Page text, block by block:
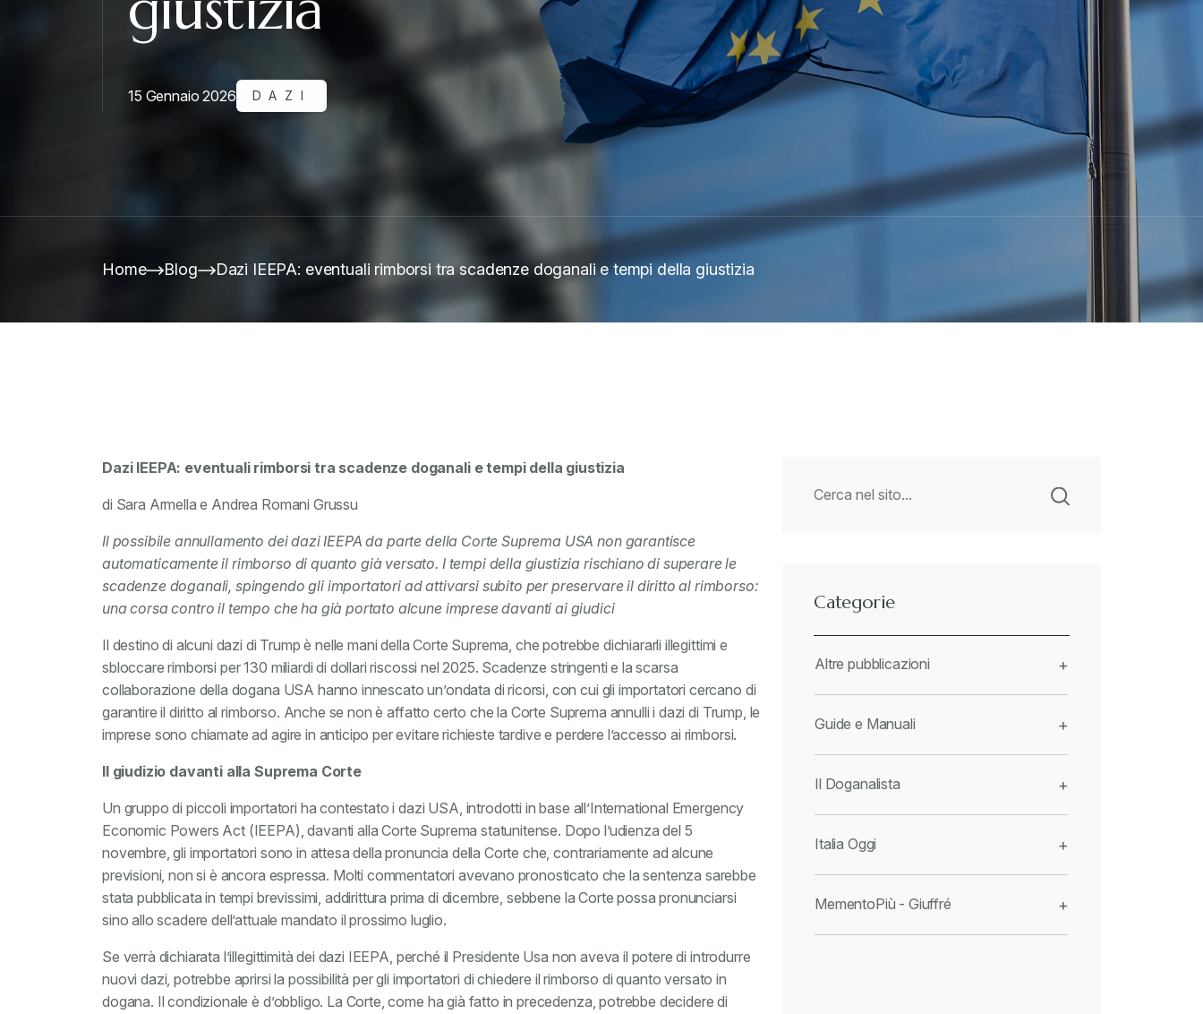
15 Gennaio 2026 DAZI
Home Blog Dazi IEEPA: eventuali rimborsi tra scadenze doganali e tempi della giustizia
Dazi IEEPA: eventuali rimborsi tra scadenze doganali e tempi della giustizia
di Sara Armella e Andrea Romani Grussu
Il possibile annullamento dei dazi IEEPA da parte della Corte Suprema USA non garantisce
automaticamente il rimborso di quanto già versato. I tempi della giustizia rischiano di superare le
scadenze doganali, spingendo gli importatori ad attivarsi subito per preservare il diritto al rimborso:
una corsa contro il tempo che ha già portato alcune imprese davanti ai giudici
Il destino di alcuni dazi di Trump è nelle mani della Corte Suprema, che potrebbe dichiararli illegittimi e
sbloccare rimborsi per 130 miliardi di dollari riscossi nel 2025. Scadenze stringenti e la scarsa
collaborazione della dogana USA hanno innescato un’ondata di ricorsi, con cui gli importatori cercano di
garantire il diritto al rimborso. Anche se non è affatto certo che la Corte Suprema annulli i dazi di Trump, le
imprese sono chiamate ad agire in anticipo per evitare richieste tardive e perdere l’accesso ai rimborsi.
Il giudizio davanti alla Suprema Corte
Un gruppo di piccoli importatori ha contestato i dazi USA, introdotti in base all’International Emergency
Economic Powers Act (IEEPA), davanti alla Corte Suprema statunitense. Dopo l’udienza del 5
novembre, gli importatori sono in attesa della pronuncia della Corte che, contrariamente ad alcune
previsioni, non si è ancora espressa. Molti commentatori avevano pronosticato che la sentenza sarebbe
stata pubblicata in tempi brevissimi, addirittura prima di dicembre, sebbene la Corte possa pronunciarsi
sino allo scadere dell’attuale mandato il prossimo luglio.
Se verrà dichiarata l’illegittimità dei dazi IEEPA, perché il Presidente Usa non aveva il potere di introdurre
nuovi dazi, potrebbe aprirsi la possibilità per gli importatori di chiedere il rimborso di quanto versato in
dogana. Il condizionale è d’obbligo. La Corte, come ha già fatto in precedenza, potrebbe decidere di
Categorie
Altre pubblicazioni +
Guide e Manuali +
Il Doganalista +
Italia Oggi +
MementoPiù - Giuffré +